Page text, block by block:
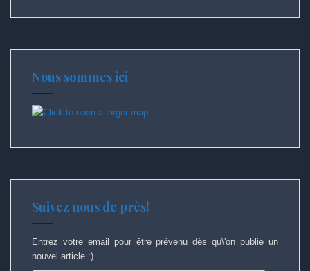
Nous sommes ici
Suivez nous de près!
Entrez votre email pour être prévenu dès qu\'on publie un
nouvel article :)